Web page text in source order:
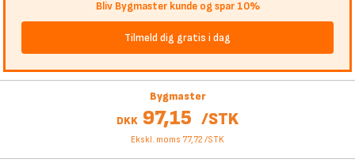
Bliv Bygmaster kunde og spar 10%
Tilmeld dig gratis i dag
Bygmaster
DKK 97,15 /STK
Ekskl. moms 77,72 /STK